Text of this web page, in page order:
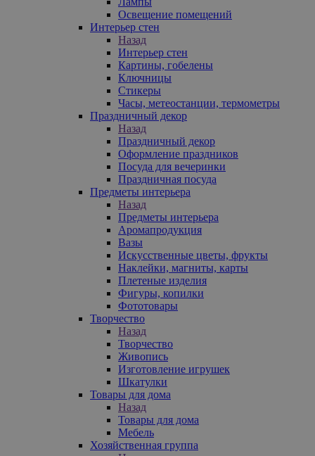
Освещение помещений
Интерьер стен
Назад
Интерьер стен
Картины, гобелены
Ключницы
Стикеры
Часы, метеостанции, термометры
Праздничный декор
Назад
Праздничный декор
Оформление праздников
Посуда для вечеринки
Праздничная посуда
Предметы интерьера
Назад
Предметы интерьера
Аромапродукция
Вазы
Искусственные цветы, фрукты
Наклейки, магниты, карты
Плетеные изделия
Фигуры, копилки
Фототовары
Творчество
Назад
Творчество
Живопись
Изготовление игрушек
Шкатулки
Товары для дома
Назад
Товары для дома
Мебель
Хозяйственная группа